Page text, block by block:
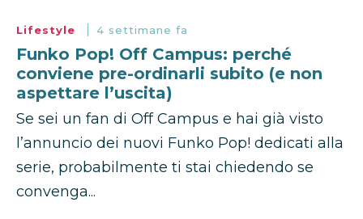
Lifestyle 4 settimane fa
Funko Pop! Off Campus: perché
conviene pre-ordinarli subito (e non
aspettare l’uscita)
Se sei un fan di Off Campus e hai già visto
l’annuncio dei nuovi Funko Pop! dedicati alla
serie, probabilmente ti stai chiedendo se
convenga...